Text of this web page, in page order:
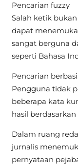
Pencarian fuzzy
Salah ketik
dapat
sangat berguna
seperti Bahasa
Pencarian
Pengguna tidak
beberapa kata
hasil
Dalam ruang
jurnalis
pernyataan